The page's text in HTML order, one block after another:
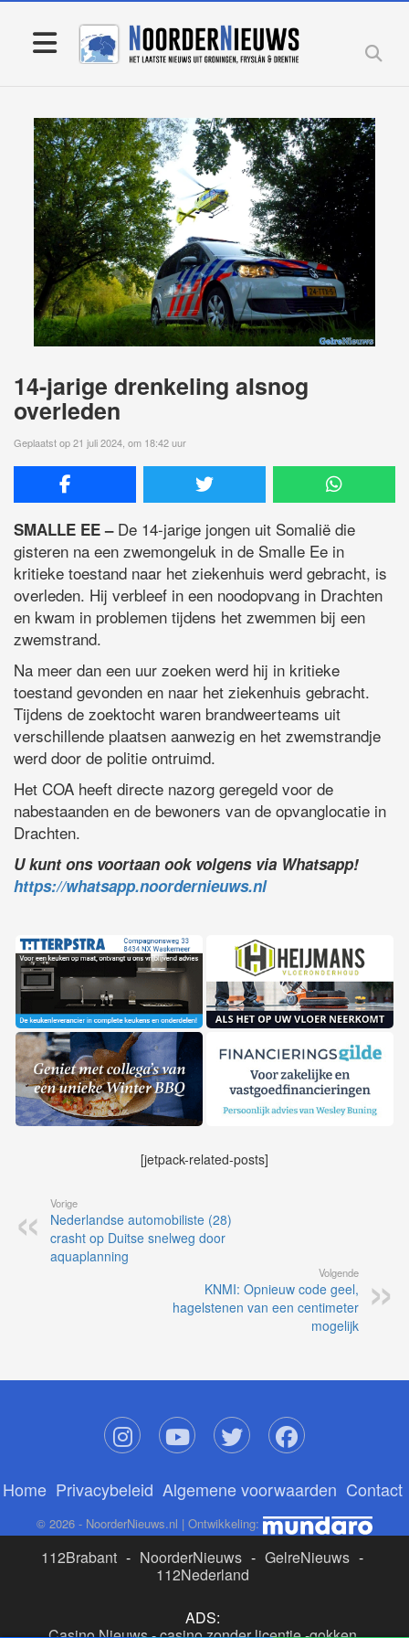
14-jarige drenkeling alsnog
overleden
Geplaatst op 21 juli 2024, om 18:42 uur
SMALLE EE –De 14-jarige jongen uit Somalië die
gisteren na een zwemongeluk in de Smalle Ee in
kritieke toestand naar het ziekenhuis werd gebracht, is
overleden. Hij verbleef in een noodopvang in Drachten
en kwam in problemen tijdens het zwemmen bij een
zwemstrand.
Na meer dan een uur zoeken werd hij in kritieke
toestand gevonden en naar het ziekenhuis gebracht.
Tijdens de zoektocht waren brandweerteams uit
verschillende plaatsen aanwezig en het zwemstrandje
werd door de politie ontruimd.
Het COA heeft directe nazorg geregeld voor de
nabestaanden en de bewoners van de opvanglocatie in
Drachten.
U kunt ons voortaan ook volgens via Whatsapp!
https://whatsapp.noordernieuws.nl
[jetpack-related-posts]
Vorige
Nederlandse automobiliste (28)
crasht op Duitse snelweg door
aquaplanning
Volgende
KNMI: Opnieuw code geel,
hagelstenen van een centimeter
mogelijk
Home Privacybeleid Algemene voorwaarden Contact
© 2026 - NoorderNieuws.nl | Ontwikkeling:
112Brabant - NoorderNieuws - GelreNieuws -
112Nederland
ADS: